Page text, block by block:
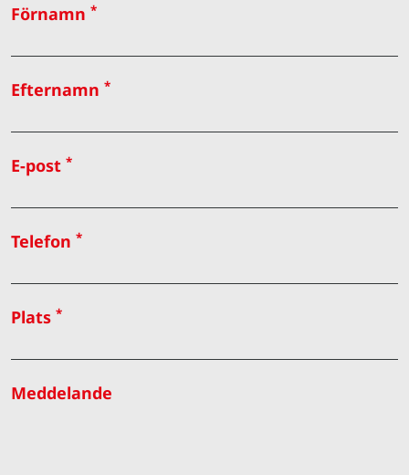
Förnamn *
Efternamn *
E-post *
Telefon *
Plats *
Meddelande